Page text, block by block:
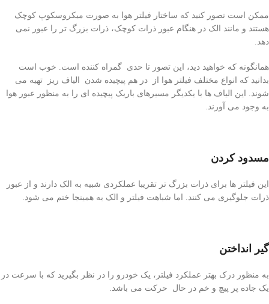
ممکن است تصور کنید که ساختار فیلتر هوا به صورت میکروسکوپ کوچک
هستند و مانند الک در هنگام عبور ذرات کوچک، ذرات بزرگ تر را عبور نمی
دهد.
همانگونه که خواهید دید، این تصور تا حدی گمراه کننده است. خوب است
بدانید که انواع مختلف فیلتر هوا از در هم پیچیده شدن الیاف ریز تهیه می
شوند. این الیاف ها با یکدیگر مسیرهای باریک پیچیده ای را به منظور عبور هوا
به وجود می آورند.
مسدود کردن
این فیلتر ها برای ذرات بزرگ تر تقریبا عملکردی شبیه به الک دارند و از عبور
ذرات جلوگیری می کنند. اما شباهت فیلتر و الک به همینجا ختم می شود.
گیر انداختن
به منظور درک بهتر عملکرد فیلتر، یک خودرو را در نظر بگیرید که با سرعت در
یک جاده پر پیچ و خم در حال حرکت می باشد.